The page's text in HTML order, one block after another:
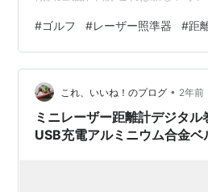
ています。 何かご不明な点がご
ださい。 ご注文とご評価をお待
CR-2(3v) リチウム電池 (USB充
源:USB充電式 製品サイズ:96x3
#ゴルフ #レーザー照準器 #距
これ、いいね！のプログ • 2年前
ミニレーザー距離計デジタ
USB充電アルミニウム合金ベ